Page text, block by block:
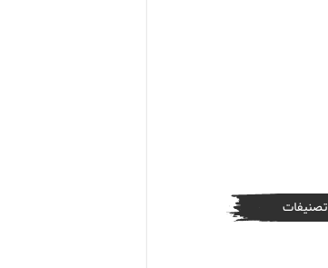
تصنيفات